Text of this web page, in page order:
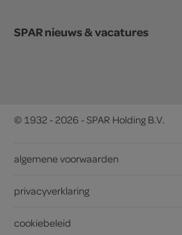
SPAR nieuws & vacatures
© 1932 - 2026 - SPAR Holding B.V.
algemene voorwaarden
privacyverklaring
cookiebeleid